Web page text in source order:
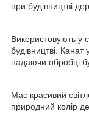
при будівництві
Використовують у
будівництві.
надаючи обробці
Має красивий
природний колір